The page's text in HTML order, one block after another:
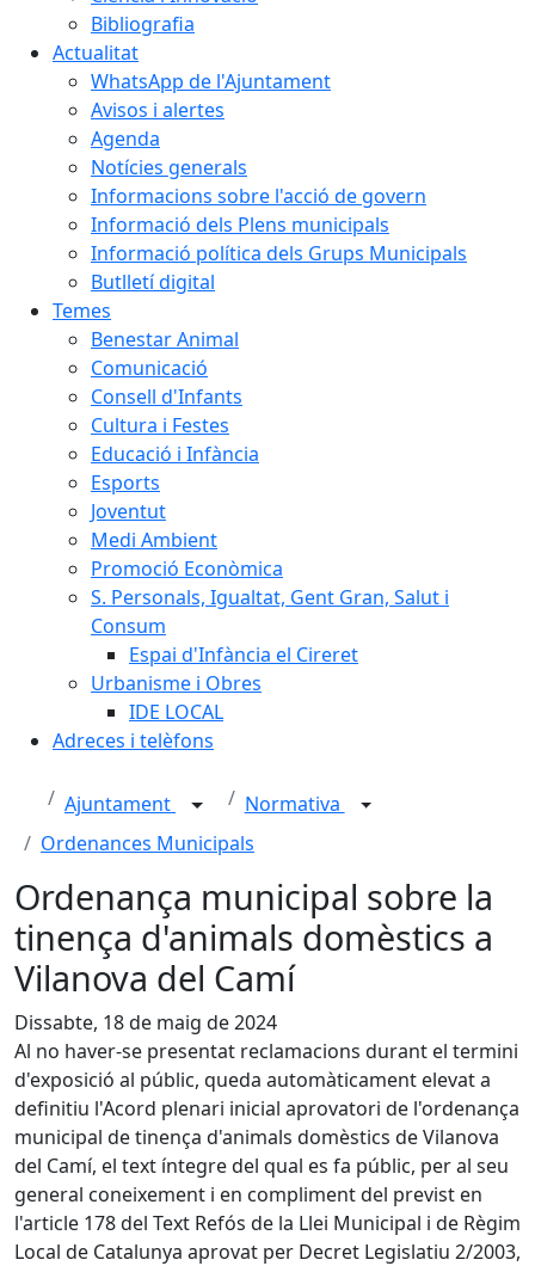
Bibliografia
Actualitat
WhatsApp de l'Ajuntament
Avisos i alertes
Agenda
Notícies generals
Informacions sobre l'acció de govern
Informació dels Plens municipals
Informació política dels Grups Municipals
Butlletí digital
Temes
Benestar Animal
Comunicació
Consell d'Infants
Cultura i Festes
Educació i Infància
Esports
Joventut
Medi Ambient
Promoció Econòmica
S. Personals, Igualtat, Gent Gran, Salut i
Consum
Espai d'Infància el Cireret
Urbanisme i Obres
IDE LOCAL
Adreces i telèfons
Ajuntament
Normativa
Ordenances Municipals
Ordenança municipal sobre la
tinença d'animals domèstics a
Vilanova del Camí
Dissabte, 18 de maig de 2024
Al no haver-se presentat reclamacions durant el termini
d'exposició al públic, queda automàticament elevat a
definitiu l'Acord plenari inicial aprovatori de l'ordenança
municipal de tinença d'animals domèstics de Vilanova
del Camí, el text íntegre del qual es fa públic, per al seu
general coneixement i en compliment del previst en
l'article 178 del Text Refós de la Llei Municipal i de Règim
Local de Catalunya aprovat per Decret Legislatiu 2/2003,